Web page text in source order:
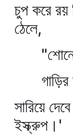
চুপ করে রয়
ঠেলে,
"শোনো
গাড়ির
সারিয়ে
ইস্ক্রুপ।'